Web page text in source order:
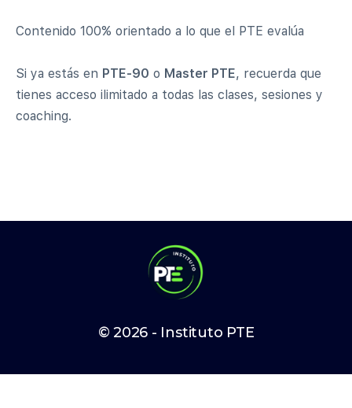
Contenido 100% orientado a lo que el PTE evalúa
Si ya estás en PTE-90 o Master PTE, recuerda que
tienes acceso ilimitado a todas las clases, sesiones y
coaching.
© 2026 - Instituto PTE